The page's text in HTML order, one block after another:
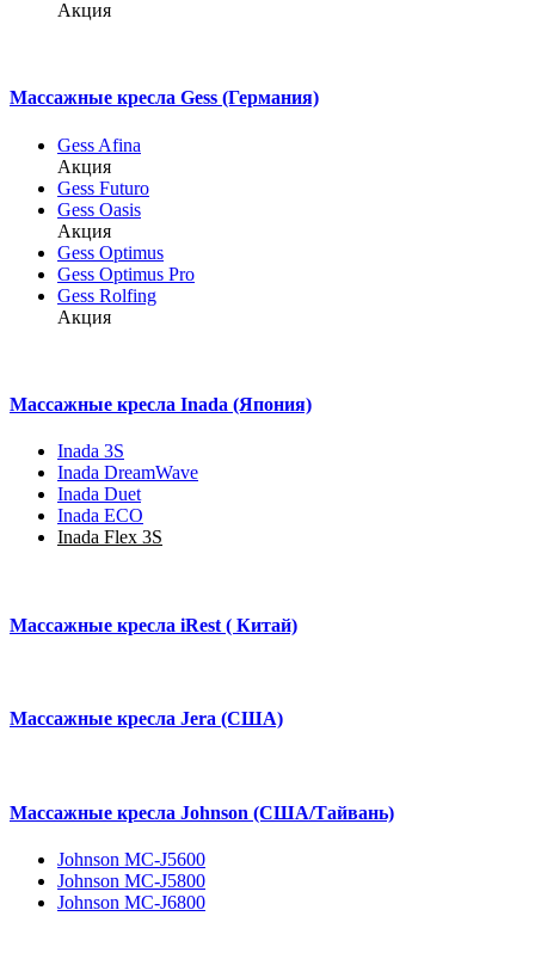
Акция
Массажные кресла Gess (Германия)
Gess Afina
Акция
Gess Futuro
Gess Oasis
Акция
Gess Optimus
Gess Optimus Pro
Gess Rolfing
Акция
Массажные кресла Inada (Япония)
Inada 3S
Inada DreamWave
Inada Duet
Inada ECO
Inada Flex 3S
Массажные кресла iRest ( Китай)
Массажные кресла Jera (США)
Массажные кресла Johnson (США/Тайвань)
Johnson MC-J5600
Johnson MC-J5800
Johnson MC-J6800